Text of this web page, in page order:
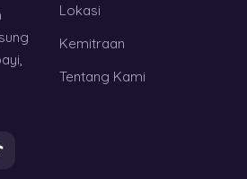
Lokasi
Kemitraan
Tentang Kami